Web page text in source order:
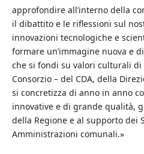
approfondire all’interno della
il dibattito e le riflessioni sul
innovazioni tecnologiche e
formare un’immagine nuova e
che si fondi su valori culturali di
Consorzio – del CDA, della
si concretizza di anno in anno
innovative e di grande qualità,
della Regione e al supporto dei
Amministrazioni comunali.»